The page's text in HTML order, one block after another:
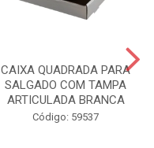
CAIXA QUADRADA PARA
SALGADO COM TAMPA
ARTICULADA BRANCA
Código: 59537